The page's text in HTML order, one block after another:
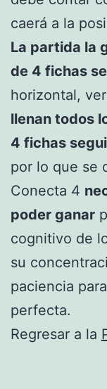
caerá a la
La partida la
de 4 fichas
horizontal,
llenan todos
4 fichas
por lo que se
Conecta 4
poder ganar
cognitivo de
su
paciencia
perfecta.
Regresar a la